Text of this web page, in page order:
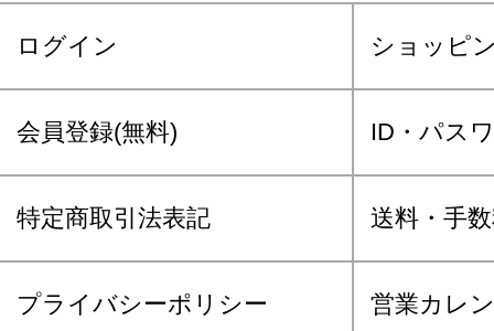
ログイン ショッピ
会員登録(無料) ID・パス
特定商取引法表記 送料・手
プライバシーポリシー 営業カレ